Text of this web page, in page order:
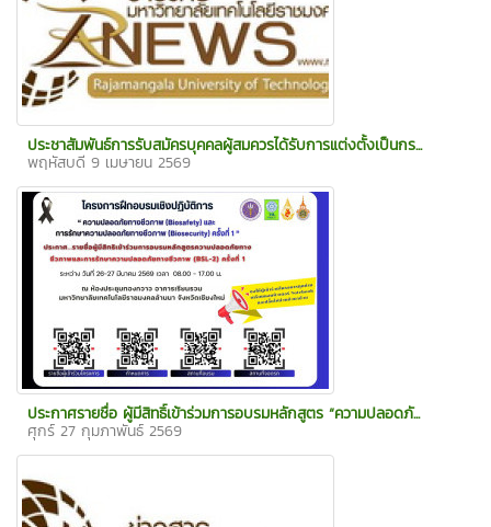
ประชาสัมพันธ์การรับสมัครบุคคลผู้สมควรได้รับการแต่งตั้งเป็นกร...
พฤหัสบดี 9 เมษายน 2569
ประกาศรายชื่อ ผู้มีสิทธิ์เข้าร่วมการอบรมหลักสูตร “ความปลอดภั...
ศุกร์ 27 กุมภาพันธ์ 2569